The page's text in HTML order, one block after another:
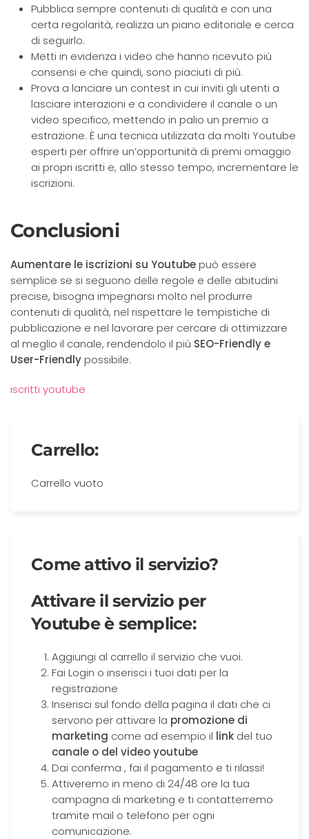
Pubblica sempre contenuti di qualità e con una
certa regolarità, realizza un piano editoriale e cerca
di seguirlo.
Metti in evidenza i video che hanno ricevuto più
consensi e che quindi, sono piaciuti di più.
Prova a lanciare un contest in cui inviti gli utenti a
lasciare interazioni e a condividere il canale o un
video specifico, mettendo in palio un premio a
estrazione. È una tecnica utilizzata da molti Youtube
esperti per offrire un’opportunità di premi omaggio
ai propri iscritti e, allo stesso tempo, incrementare le
iscrizioni.
Conclusioni
Aumentare le iscrizioni su Youtubepuò essere
semplice se si seguono delle regole e delle abitudini
precise, bisogna impegnarsi molto nel produrre
contenuti di qualità, nel rispettare le tempistiche di
pubblicazione e nel lavorare per cercare di ottimizzare
al meglio il canale, rendendolo il più SEO-Friendly e
User-Friendlypossibile.
iscritti youtube
Carrello:
Carrello vuoto
Come attivo il servizio?
Attivare il servizio per
Youtube è semplice:
Aggiungi al carrello il servizio che vuoi.
Fai Login o inserisci i tuoi dati per la
registrazione
Inserisci sul fondo della pagina il dati che ci
servono per attivare la promozione di
marketing come ad esempio il link del tuo
canale o del video youtube
Dai conferma , fai il pagamento e ti rilassi!
Attiveremo in meno di 24/48 ore la tua
campagna di marketing e ti contatterremo
tramite mail o telefono per ogni
comunicazione.